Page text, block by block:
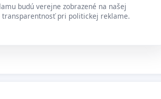
budú verejne zobrazené na našej
transparentnosť pri politickej reklame.